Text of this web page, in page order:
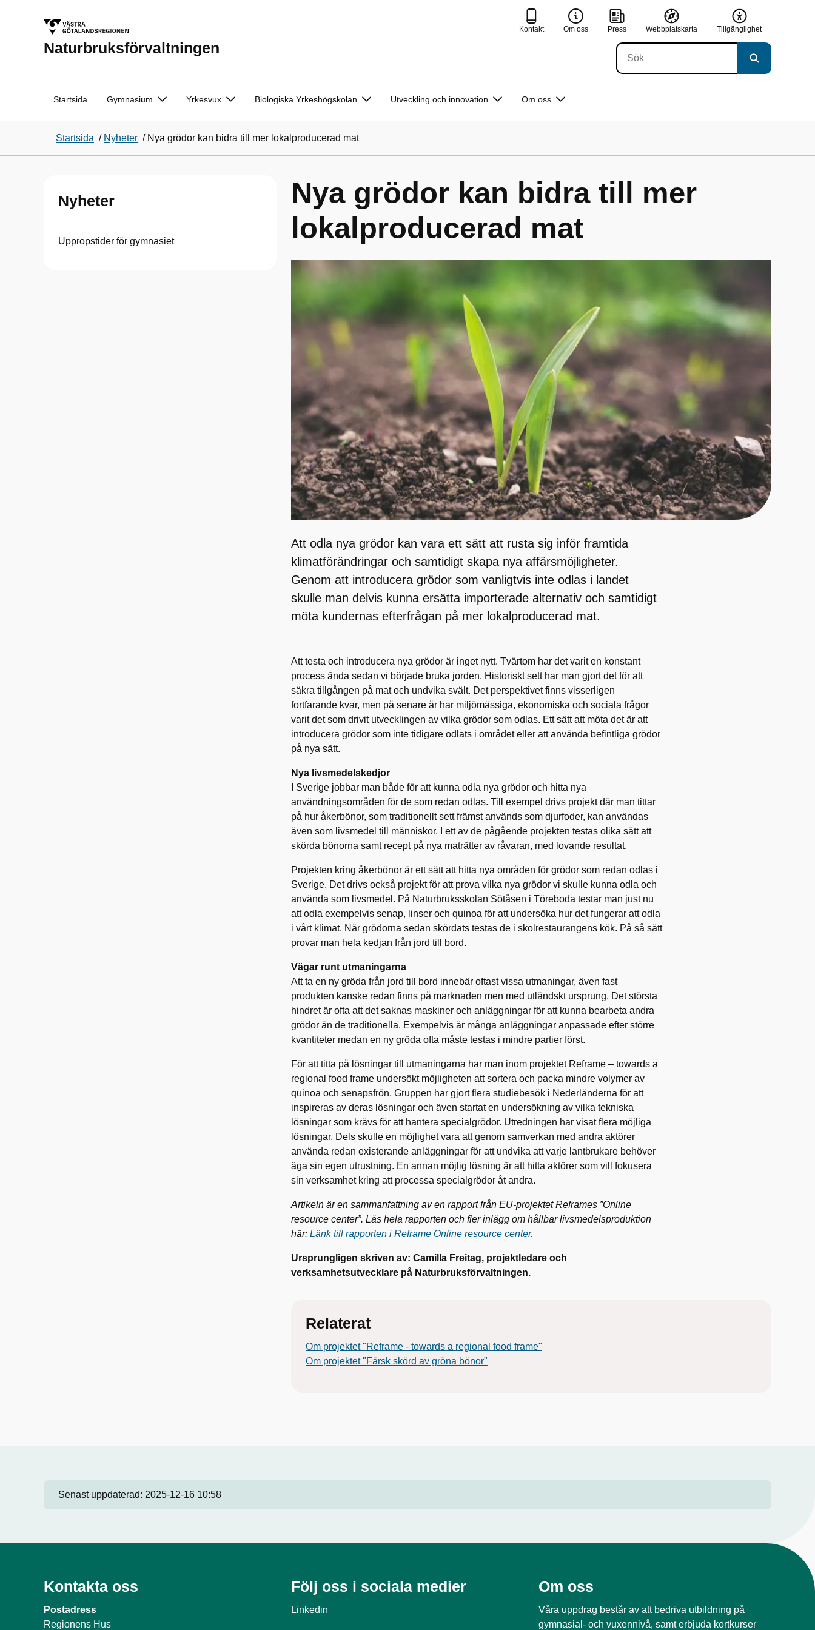
Naturbruksförvaltningen
Kontakt Om oss Press Webbplatskarta Tillgänglighet
Startsida Gymnasium Yrkesvux Biologiska Yrkeshögskolan Utveckling och innovation Om oss
Startsida / Nyheter / Nya grödor kan bidra till mer lokalproducerad mat
Nyheter
Uppropstider för gymnasiet
Nya grödor kan bidra till mer
lokalproducerad mat
Att odla nya grödor kan vara ett sätt att rusta sig inför framtida
klimatförändringar och samtidigt skapa nya affärsmöjligheter.
Genom att introducera grödor som vanligtvis inte odlas i landet
skulle man delvis kunna ersätta importerade alternativ och samtidigt
möta kundernas efterfrågan på mer lokalproducerad mat.
Att testa och introducera nya grödor är inget nytt. Tvärtom har det varit en konstant
process ända sedan vi började bruka jorden. Historiskt sett har man gjort det för att
säkra tillgången på mat och undvika svält. Det perspektivet finns visserligen
fortfarande kvar, men på senare år har miljömässiga, ekonomiska och sociala frågor
varit det som drivit utvecklingen av vilka grödor som odlas. Ett sätt att möta det är att
introducera grödor som inte tidigare odlats i området eller att använda befintliga grödor
på nya sätt.
Nya livsmedelskedjor
I Sverige jobbar man både för att kunna odla nya grödor och hitta nya
användningsområden för de som redan odlas. Till exempel drivs projekt där man tittar
på hur åkerbönor, som traditionellt sett främst används som djurfoder, kan användas
även som livsmedel till människor. I ett av de pågående projekten testas olika sätt att
skörda bönorna samt recept på nya maträtter av råvaran, med lovande resultat.
Projekten kring åkerbönor är ett sätt att hitta nya områden för grödor som redan odlas i
Sverige. Det drivs också projekt för att prova vilka nya grödor vi skulle kunna odla och
använda som livsmedel. På Naturbruksskolan Sötåsen i Töreboda testar man just nu
att odla exempelvis senap, linser och quinoa för att undersöka hur det fungerar att odla
i vårt klimat. När grödorna sedan skördats testas de i skolrestaurangens kök. På så sätt
provar man hela kedjan från jord till bord.
Vägar runt utmaningarna
Att ta en ny gröda från jord till bord innebär oftast vissa utmaningar, även fast
produkten kanske redan finns på marknaden men med utländskt ursprung. Det största
hindret är ofta att det saknas maskiner och anläggningar för att kunna bearbeta andra
grödor än de traditionella. Exempelvis är många anläggningar anpassade efter större
kvantiteter medan en ny gröda ofta måste testas i mindre partier först.
För att titta på lösningar till utmaningarna har man inom projektet Reframe – towards a
regional food frame undersökt möjligheten att sortera och packa mindre volymer av
quinoa och senapsfrön. Gruppen har gjort flera studiebesök i Nederländerna för att
inspireras av deras lösningar och även startat en undersökning av vilka tekniska
lösningar som krävs för att hantera specialgrödor. Utredningen har visat flera möjliga
lösningar. Dels skulle en möjlighet vara att genom samverkan med andra aktörer
använda redan existerande anläggningar för att undvika att varje lantbrukare behöver
äga sin egen utrustning. En annan möjlig lösning är att hitta aktörer som vill fokusera
sin verksamhet kring att processa specialgrödor åt andra.
Artikeln är en sammanfattning av en rapport från EU-projektet Reframes ”Online
resource center”. Läs hela rapporten och fler inlägg om hållbar livsmedelsproduktion
här: Länk till rapporten i Reframe Online resource center.
Ursprungligen skriven av: Camilla Freitag, projektledare och
verksamhetsutvecklare på Naturbruksförvaltningen.
Relaterat
Om projektet "Reframe - towards a regional food frame"
Om projektet "Färsk skörd av gröna bönor"
Senast uppdaterad: 2025-12-16 10:58
Kontakta oss
Postadress
Regionens Hus
Följ oss i sociala medier
Linkedin
Om oss
Våra uppdrag består av att bedriva utbildning på
gymnasial- och vuxennivå, samt erbjuda kortkurser